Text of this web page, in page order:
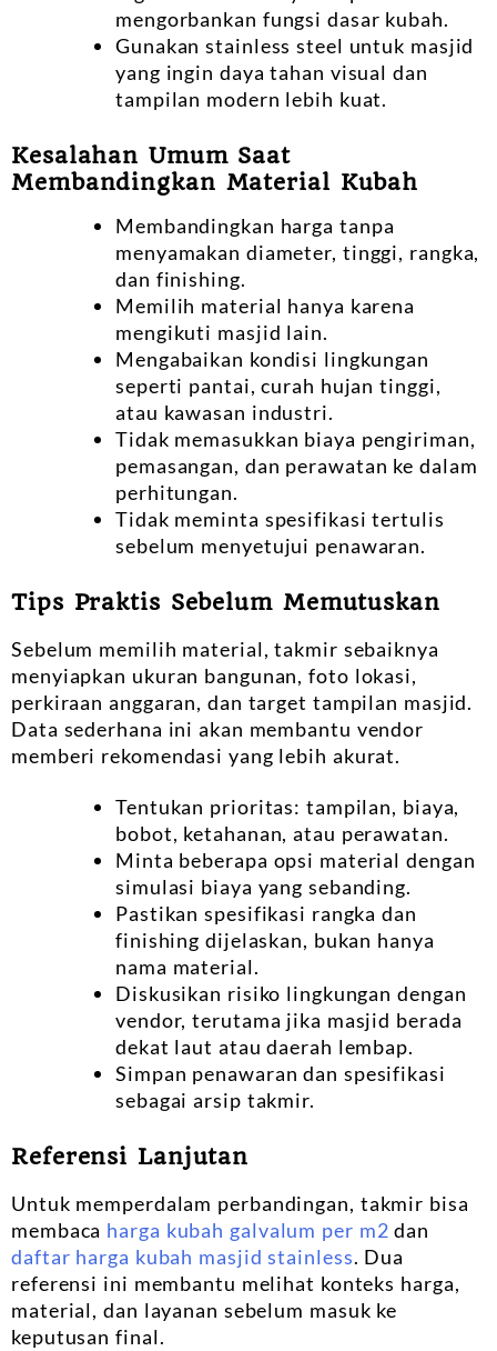
mengorbankan fungsi dasar kubah.
Gunakan stainless steel untuk masjid
yang ingin daya tahan visual dan
tampilan modern lebih kuat.
Kesalahan Umum Saat
Membandingkan Material Kubah
Membandingkan harga tanpa
menyamakan diameter, tinggi, rangka,
dan finishing.
Memilih material hanya karena
mengikuti masjid lain.
Mengabaikan kondisi lingkungan
seperti pantai, curah hujan tinggi,
atau kawasan industri.
Tidak memasukkan biaya pengiriman,
pemasangan, dan perawatan ke dalam
perhitungan.
Tidak meminta spesifikasi tertulis
sebelum menyetujui penawaran.
Tips Praktis Sebelum Memutuskan
Sebelum memilih material, takmir sebaiknya
menyiapkan ukuran bangunan, foto lokasi,
perkiraan anggaran, dan target tampilan masjid.
Data sederhana ini akan membantu vendor
memberi rekomendasi yang lebih akurat.
Tentukan prioritas: tampilan, biaya,
bobot, ketahanan, atau perawatan.
Minta beberapa opsi material dengan
simulasi biaya yang sebanding.
Pastikan spesifikasi rangka dan
finishing dijelaskan, bukan hanya
nama material.
Diskusikan risiko lingkungan dengan
vendor, terutama jika masjid berada
dekat laut atau daerah lembap.
Simpan penawaran dan spesifikasi
sebagai arsip takmir.
Referensi Lanjutan
Untuk memperdalam perbandingan, takmir bisa
membaca harga kubah galvalum per m2 dan
daftar harga kubah masjid stainless. Dua
referensi ini membantu melihat konteks harga,
material, dan layanan sebelum masuk ke
keputusan final.